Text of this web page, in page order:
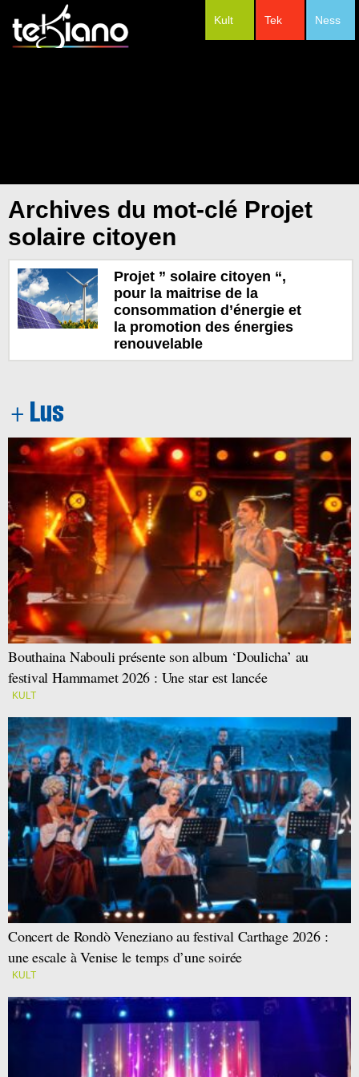
Ness
Tek
Kult
Archives du mot-clé Projet
solaire citoyen
Projet ” solaire citoyen “,
pour la maitrise de la
consommation d’énergie et
la promotion des énergies
renouvelable
Bouthaina Nabouli présente son album ‘Doulicha’ au
festival Hammamet 2026 : Une star est lancée
KULT
Concert de Rondò Veneziano au festival Carthage 2026 :
une escale à Venise le temps d’une soirée
KULT